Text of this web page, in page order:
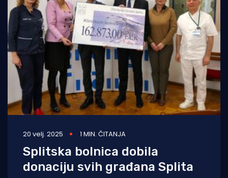
20 velj. 2025 1 MIN. ČITANJA
Splitska bolnica dobila
donaciju svih građana Splita